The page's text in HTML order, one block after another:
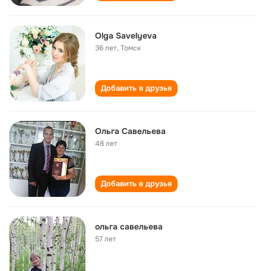
Olga Savelyeva
36 лет,Томск
Добавить в друзья
Ольга Савельева
48 лет
Добавить в друзья
ольга савельева
57 лет